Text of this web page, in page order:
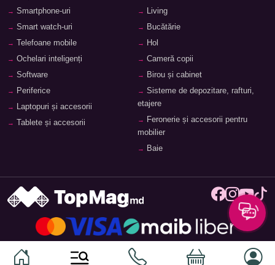
Smartphone-uri
Smart watch-uri
Telefoane mobile
Ochelari inteligenți
Software
Periferice
Laptopuri și accesorii
Tablete și accesorii
Living
Bucătărie
Hol
Cameră copii
Birou și cabinet
Sisteme de depozitare, rafturi,
etajere
Feronerie și accesorii pentru
mobilier
Baie
© 2026
- Marketplace Național. Toate drepturile
rezervate.